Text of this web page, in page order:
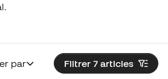
Filtrer 7 articles
par